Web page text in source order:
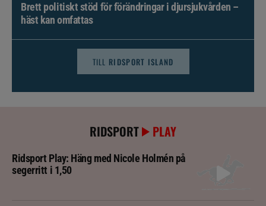
Brett politiskt stöd för förändringar i djursjukvården –
häst kan omfattas
TILL RIDSPORT ISLAND
RIDSPORT PLAY
Ridsport Play: Häng med Nicole Holmén på
segerritt i 1,50